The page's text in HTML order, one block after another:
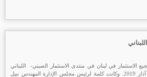
الاستثمار في لبنان في منتدى الاستثمار الصيني- اللبناني
الذي عقد في بيروت في 30 آذار 2019. وكانت كلمة لرئيس مجلس الإدارة المهندس نبيل